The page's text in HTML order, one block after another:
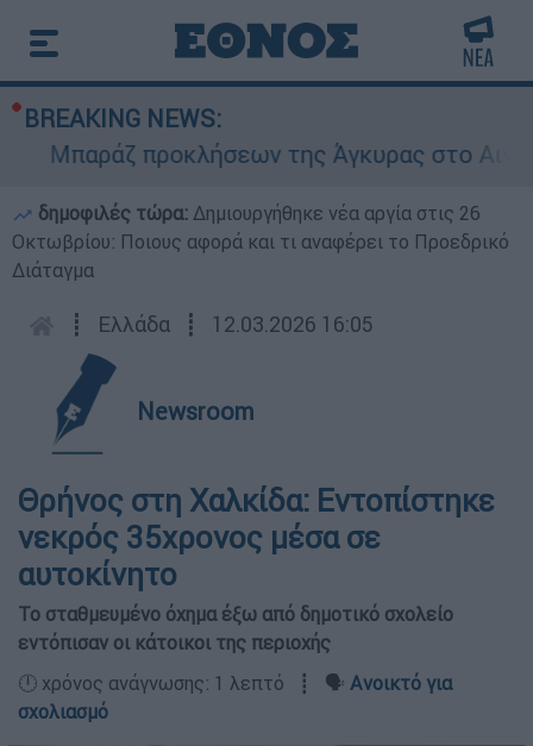
BREAKING NEWS:
Μπαράζ προκλήσεων της Άγκυρας στο Αιγαίο:
δημοφιλές τώρα: Δημιουργήθηκε νέα αργία στις 26
Οκτωβρίου: Ποιους αφορά και τι αναφέρει το Προεδρικό
Διάταγμα
┋ Ελλάδα ┋ 12.03.2026 16:05
Newsroom
Θρήνος στη Χαλκίδα: Εντοπίστηκε
νεκρός 35χρονος μέσα σε
αυτοκίνητο
Το σταθμευμένο όχημα έξω από δημοτικό σχολείο
εντόπισαν οι κάτοικοι της περιοχής
🕛 χρόνος ανάγνωσης: 1 λεπτό ┋ 🗣️ Ανοικτό για
σχολιασμό